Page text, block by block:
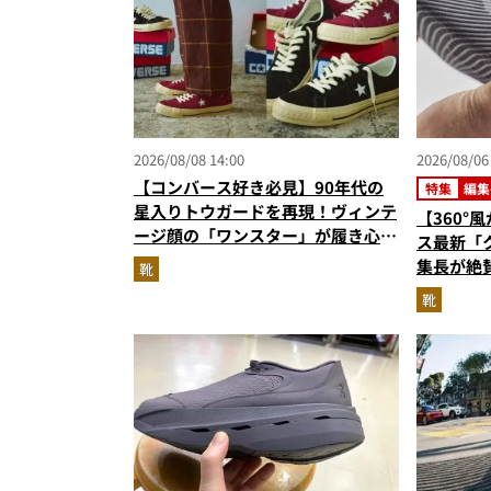
2026/08/08 14:00
【コンバース好き必見】90年代の
星入りトウガードを再現！ヴィンテ
ージ顔の「ワンスター」が履き心地
もアップデート
靴
2026/08/
特集
編
で
【360°
ス最新「
集長が絶
級に快適
『コレ買
靴